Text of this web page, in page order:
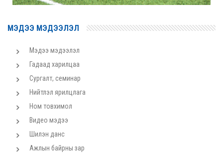
МЭДЭЭ МЭДЭЭЛЭЛ
Мэдээ мэдээлэл
Гадаад харилцаа
Сургалт, семинар
Нийтлэл ярилцлага
Ном товхимол
Видео мэдээ
Шилэн данс
Ажлын байрны зар